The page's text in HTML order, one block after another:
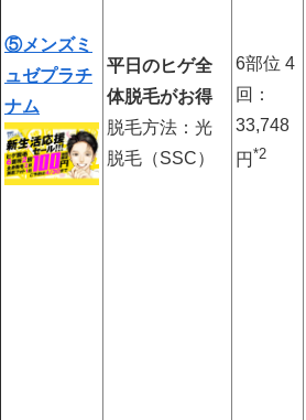
⑤メンズミ
ュゼプラチ
ナム
平日のヒゲ全
体脱毛がお得
脱毛方法：光
脱毛（SSC）
6部位 4
回：
33,748
円 *2